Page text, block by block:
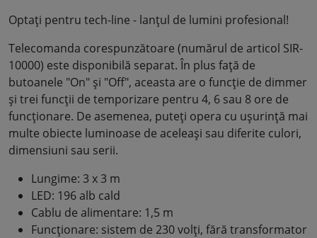
Optați pentru tech-line - lanțul de lumini profesional!
Telecomanda corespunzătoare (numărul de articol SIR-
10000) este disponibilă separat. În plus față de
butoanele "On" și "Off", aceasta are o funcție de dimmer
și trei funcții de temporizare pentru 4, 6 sau 8 ore de
funcționare. De asemenea, puteți opera cu ușurință mai
multe obiecte luminoase de aceleași sau diferite culori,
dimensiuni sau serii.
Lungime: 3 x 3 m
LED: 196 alb cald
Cablu de alimentare: 1,5 m
Funcționare: sistem de 230 volți, fără transformator